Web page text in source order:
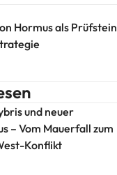
Hormus als Prüfstein
und neuer
– Vom Mauerfall zum
Konflikt